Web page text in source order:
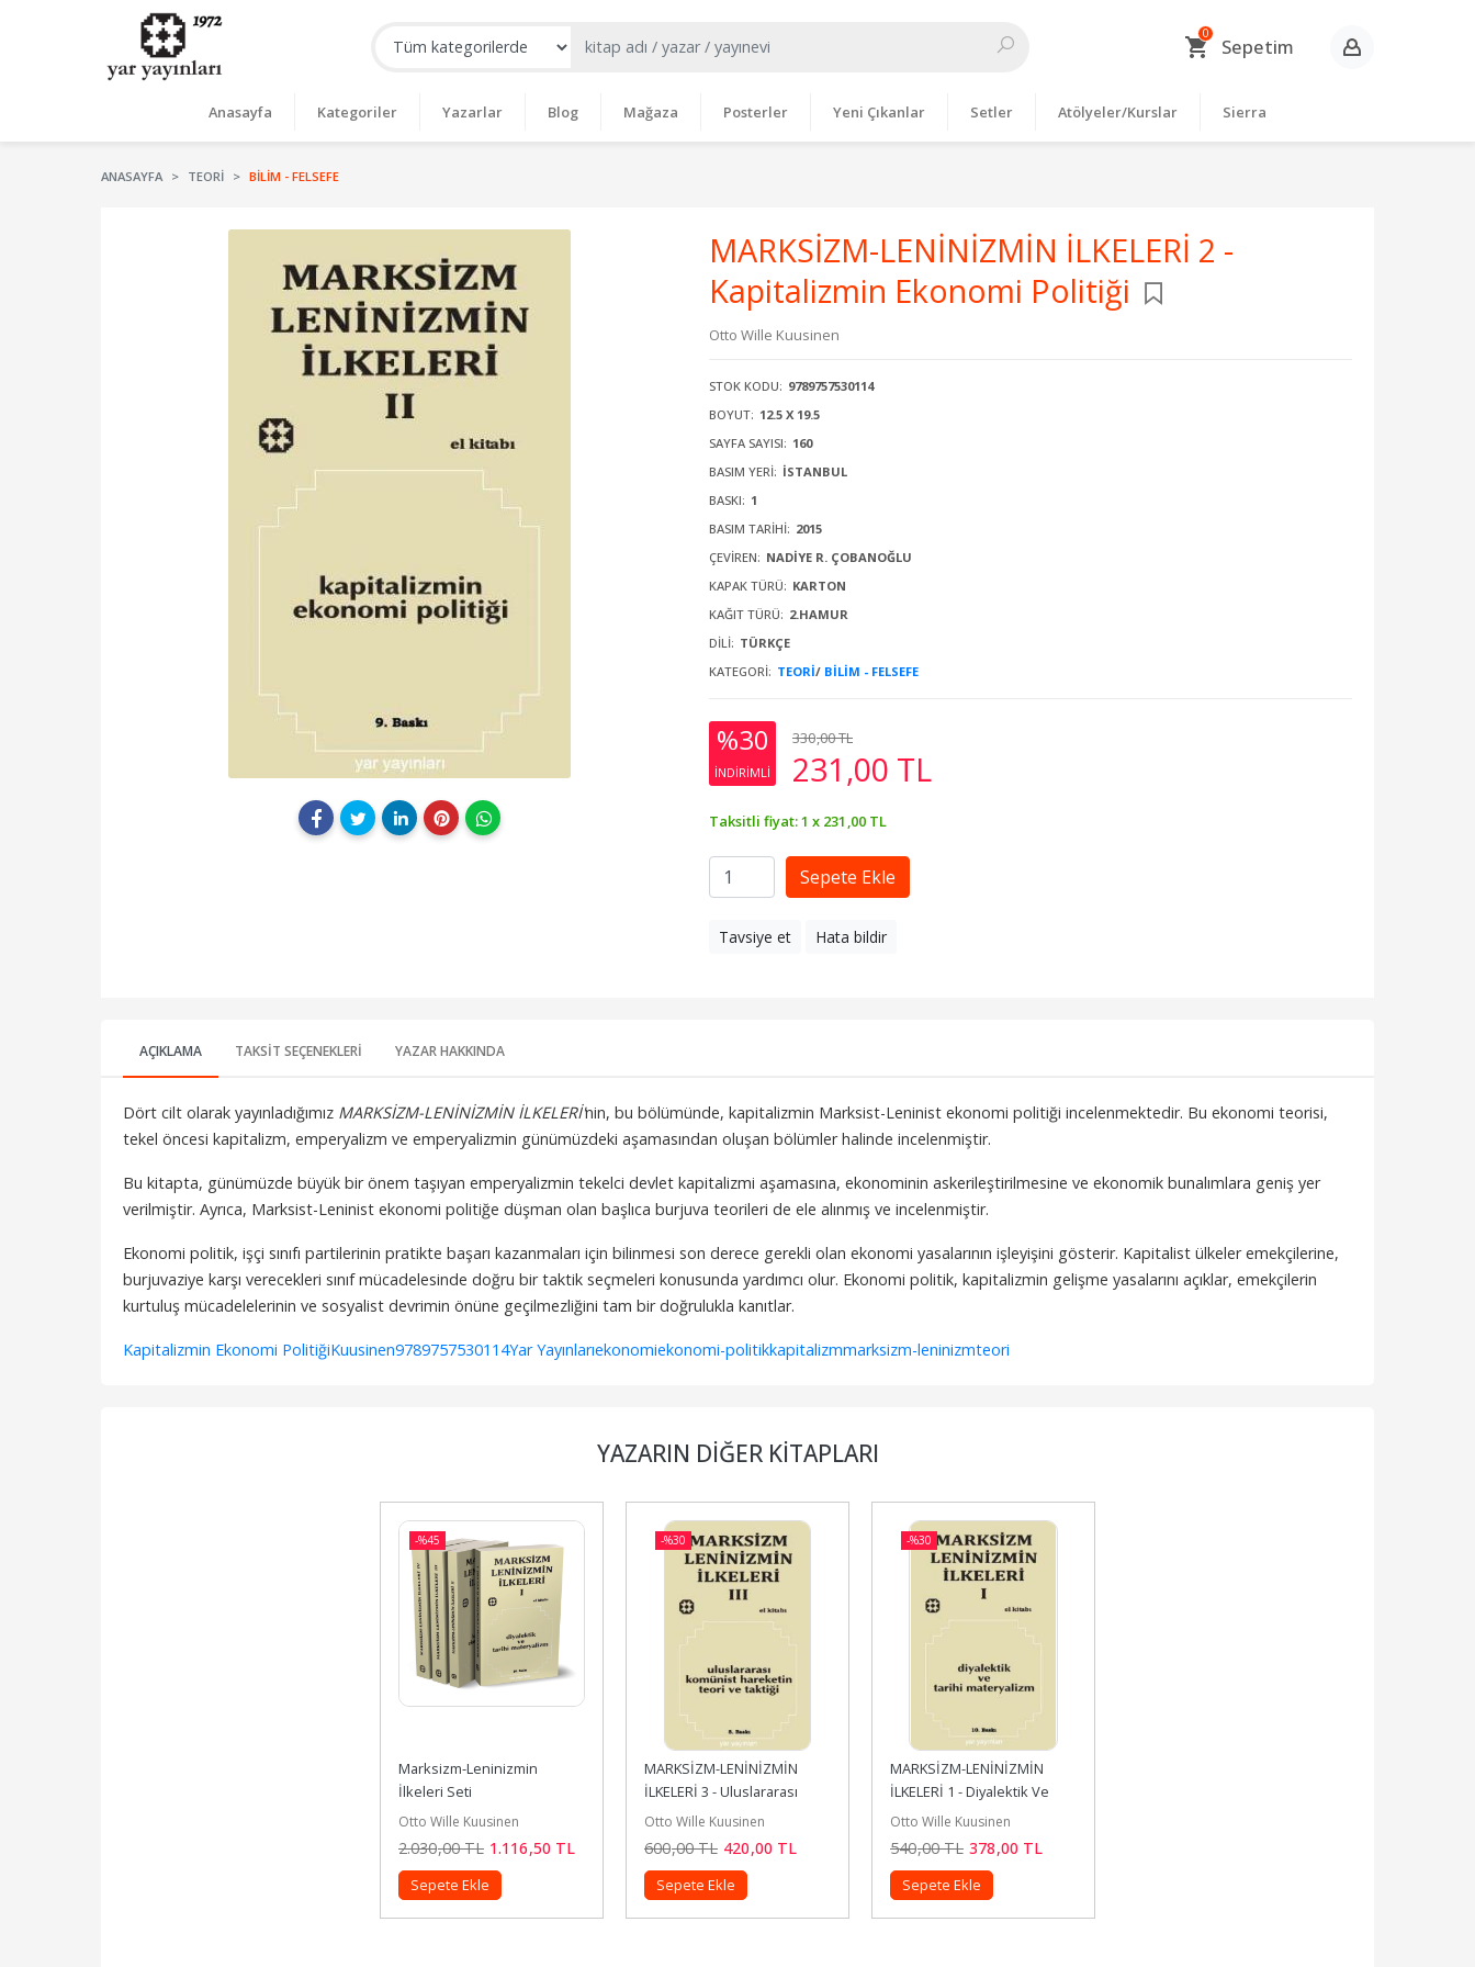
Sepetim
0
Anasayfa Kategoriler Yazarlar Blog Mağaza Posterler Yeni Çıkanlar Setler Atölyeler/Kurslar Sierra
ANASAYFA TEORI BILIM - FELSEFE
MARKSİZM-LENİNİZMİN İLKELERİ 2 -
Kapitalizmin Ekonomi Politiği
Otto Wille Kuusinen
STOK KODU: 9789757530114
BOYUT: 12.5 X 19.5
SAYFA SAYISI: 160
BASIM YERI: İSTANBUL
BASKI: 1
BASIM TARIHI: 2015
ÇEVIREN: NADIYE R. ÇOBANOĞLU
KAPAK TÜRÜ: KARTON
KAĞIT TÜRÜ: 2.HAMUR
DILI: TÜRKÇE
KATEGORI: TEORI/ BILIM - FELSEFE
%30
INDIRIMLI
330,00TL
231 ,00 TL
Taksitli fiyat: 1 x 231 ,00 TL
Sepete Ekle
Tavsiye et Hata bildir
AÇIKLAMA TAKSIT SEÇENEKLERI YAZAR HAKKINDA
Dört cilt olarak yayınladığımız MARKSİZM-LENİNİZMİN İLKELERİ'nin, bu bölümünde, kapitalizmin Marksist-Leninist ekonomi politiği incelenmektedir. Bu ekonomi teorisi,
tekel öncesi kapitalizm, emperyalizm ve emperyalizmin günümüzdeki aşamasından oluşan bölümler halinde incelenmiştir.
Bu kitapta, günümüzde büyük bir önem taşıyan emperyalizmin tekelci devlet kapitalizmi aşamasına, ekonominin askerileştirilmesine ve ekonomik bunalımlara geniş yer
verilmiştir. Ayrıca, Marksist-Leninist ekonomi politiğe düşman olan başlıca burjuva teorileri de ele alınmış ve incelenmiştir.
Ekonomi politik, işçi sınıfı partilerinin pratikte başarı kazanmaları için bilinmesi son derece gerekli olan ekonomi yasalarının işleyişini gösterir. Kapitalist ülkeler emekçilerine,
burjuvaziye karşı verecekleri sınıf mücadelesinde doğru bir taktik seçmeleri konusunda yardımcı olur. Ekonomi politik, kapitalizmin gelişme yasalarını açıklar, emekçilerin
kurtuluş mücadelelerinin ve sosyalist devrimin önüne geçilmezliğini tam bir doğrulukla kanıtlar.
Kapitalizmin Ekonomi PolitiğiKuusinen9789757530114Yar Yayınlarıekonomiekonomi-politikkapitalizmmarksizm-leninizmteori
YAZARIN DIĞER KITAPLARI
-%45
Marksizm-Leninizmin
İlkeleri Seti
Otto Wille Kuusinen
2.030,00TL 1.116,50 TL
Sepete Ekle
-%30
MARKSİZM-LENİNİZMİN
İLKELERİ 3 - Uluslararası
Komünist Hareketin Teori...
Otto Wille Kuusinen
600,00TL 420,00 TL
Sepete Ekle
-%30
MARKSİZM-LENİNİZMİN
İLKELERİ 1 - Diyalektik Ve
Tarihi Materyalizm
Otto Wille Kuusinen
540,00TL 378,00 TL
Sepete Ekle